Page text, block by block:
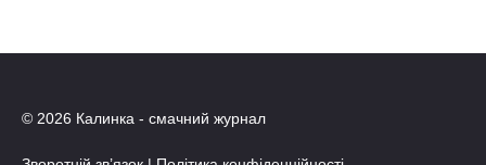
© 2026 Калинка - смачний журнал